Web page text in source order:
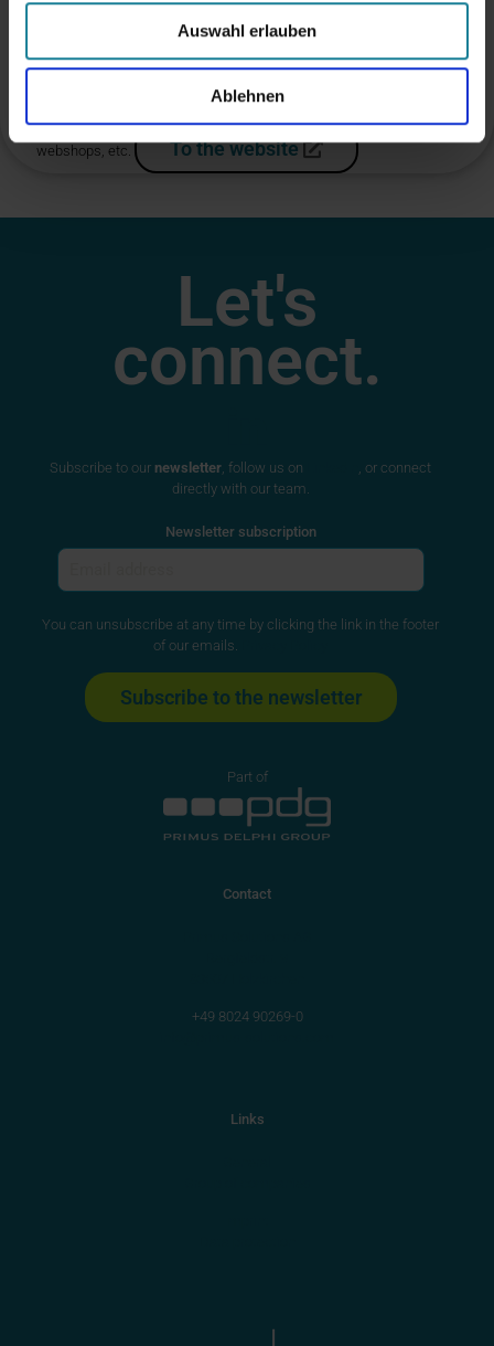
Auswahl erlauben
Ablehnen
webshops, etc. To the website
Let's
connect.
Subscribe to our newsletter , follow us on
, or connect
directly with our team.
Newsletter subscription
You can unsubscribe at any time by clicking the link in the footer
of our emails.
Part of
Contact
+49 8024 90269-0
Links